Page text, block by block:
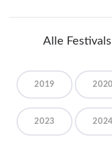
Alle
2019 2020
2023 2024